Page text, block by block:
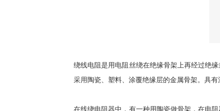
绕线电阻是用电阻丝绕在绝缘骨架上再经过绝
采用陶瓷、塑料、涂覆绝缘层的金属骨架。具
在线绕电阻器中，有一种用陶瓷做骨架，在电